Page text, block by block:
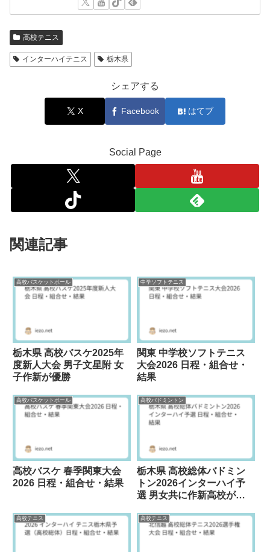
高校テニス
インターハイテニス 栃木県
シェアする
X Facebook はてブ
Social Page
関連記事
高校バスケットボール
栃木県 高校バスケ2025年
度新人大会 男子文星附 女
子作新が優勝
中学ソフトテニス
関東 中学校ソフトテニス
大会2026 日程・組合せ・
結果
高校バスケットボール
高校バスケ 春季関東大会
2026 日程・組合せ・結果
高校バドミントン
栃木県 高校総体バドミン
トン2026インターハイ予
選 男女共に作新高校が優
高校テニス 高校テニス